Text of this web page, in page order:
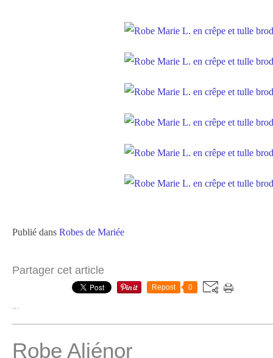
Publié dans Robes de Mariée
Partager cet article
Repost 0
Robe Aliénor